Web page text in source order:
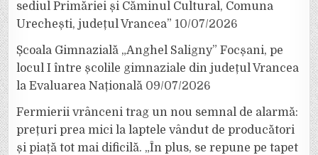
sediul Primăriei și Căminul Cultural, Comuna
Urechești, județul Vrancea” 10/07/2026
Școala Gimnazială „Anghel Saligny” Focșani, pe
locul I între școlile gimnaziale din județul Vrancea
la Evaluarea Națională 09/07/2026
Fermierii vrânceni trag un nou semnal de alarmă:
prețuri prea mici la laptele vândut de producători
și piață tot mai dificilă. „În plus, se repune pe tapet